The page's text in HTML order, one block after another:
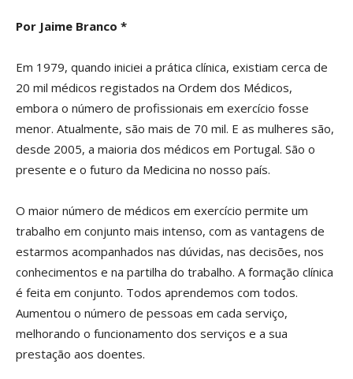
Por Jaime Branco *
Em 1979, quando iniciei a prática clínica, existiam cerca de
20 mil médicos registados na Ordem dos Médicos,
embora o número de profissionais em exercício fosse
menor. Atualmente, são mais de 70 mil. E as mulheres são,
desde 2005, a maioria dos médicos em Portugal. São o
presente e o futuro da Medicina no nosso país.
O maior número de médicos em exercício permite um
trabalho em conjunto mais intenso, com as vantagens de
estarmos acompanhados nas dúvidas, nas decisões, nos
conhecimentos e na partilha do trabalho. A formação clínica
é feita em conjunto. Todos aprendemos com todos.
Aumentou o número de pessoas em cada serviço,
melhorando o funcionamento dos serviços e a sua
prestação aos doentes.